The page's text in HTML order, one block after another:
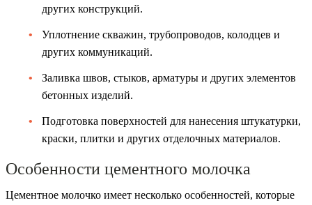
других конструкций.
Уплотнение скважин, трубопроводов, колодцев и
других коммуникаций.
Заливка швов, стыков, арматуры и других элементов
бетонных изделий.
Подготовка поверхностей для нанесения штукатурки,
краски, плитки и других отделочных материалов.
Особенности цементного молочка
Цементное молочко имеет несколько особенностей, которые